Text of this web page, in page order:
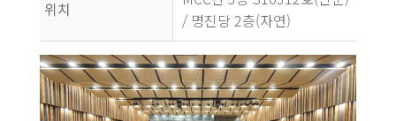
위치
/ 명진당 2층(자연)